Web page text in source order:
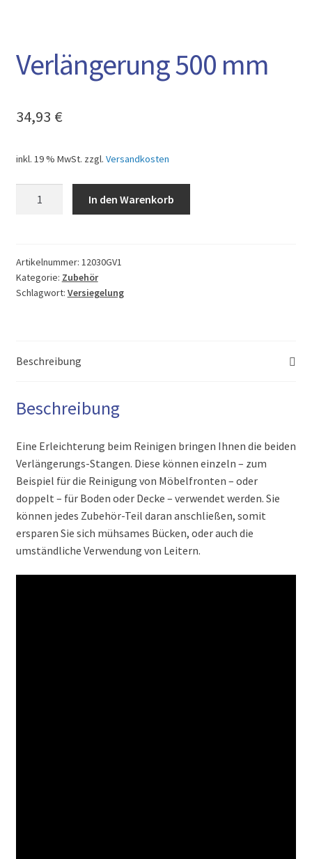
Verlängerung 500 mm
34,93 €
inkl. 19 % MwSt. zzgl. Versandkosten
In den Warenkorb
Artikelnummer: 12030GV1
Kategorie: Zubehör
Schlagwort: Versiegelung
Beschreibung
Beschreibung
Eine Erleichterung beim Reinigen bringen Ihnen die beiden
Verlängerungs-Stangen. Diese können einzeln – zum
Beispiel für die Reinigung von Möbelfronten – oder
doppelt – für Boden oder Decke – verwendet werden. Sie
können jedes Zubehör-Teil daran anschließen, somit
ersparen Sie sich mühsames Bücken, oder auch die
umständliche Verwendung von Leitern.